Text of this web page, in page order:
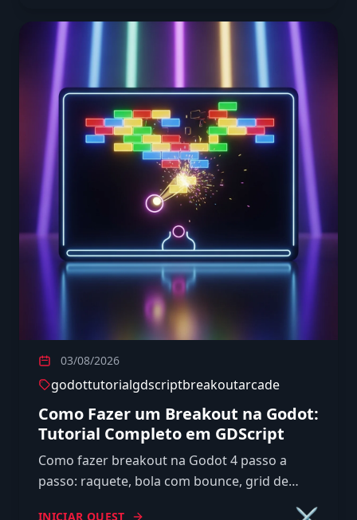
03/08/2026
godottutorialgdscriptbreakoutarcade
Como Fazer um Breakout na Godot:
Tutorial Completo em GDScript
Como fazer breakout na Godot 4 passo a
passo: raquete, bola com bounce, grid de
INICIAR QUEST